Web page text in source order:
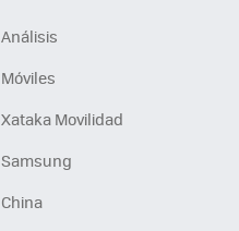
Análisis
Móviles
Xataka Movilidad
Samsung
China